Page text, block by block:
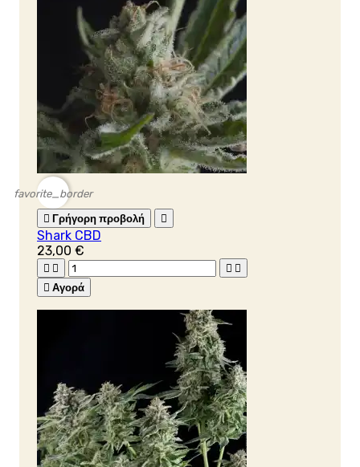
favorite_border
 Γρήγορη προβολή 
Shark CBD
23,00 €
   
 Αγορά